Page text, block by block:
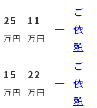
25
万円
11
万円
━
ご
依
頼
15
万円
22
万円
━
ご
依
頼